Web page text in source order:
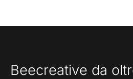
Beecreative da